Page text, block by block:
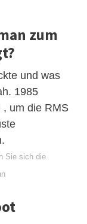
zum
und was
1985
, um die RMS
Sie sich die